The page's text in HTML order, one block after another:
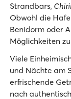
Strandbars,
Obwohl die
Benidorm oder
Möglichkeiten
Viele
und Nächte am
erfrischende
nach